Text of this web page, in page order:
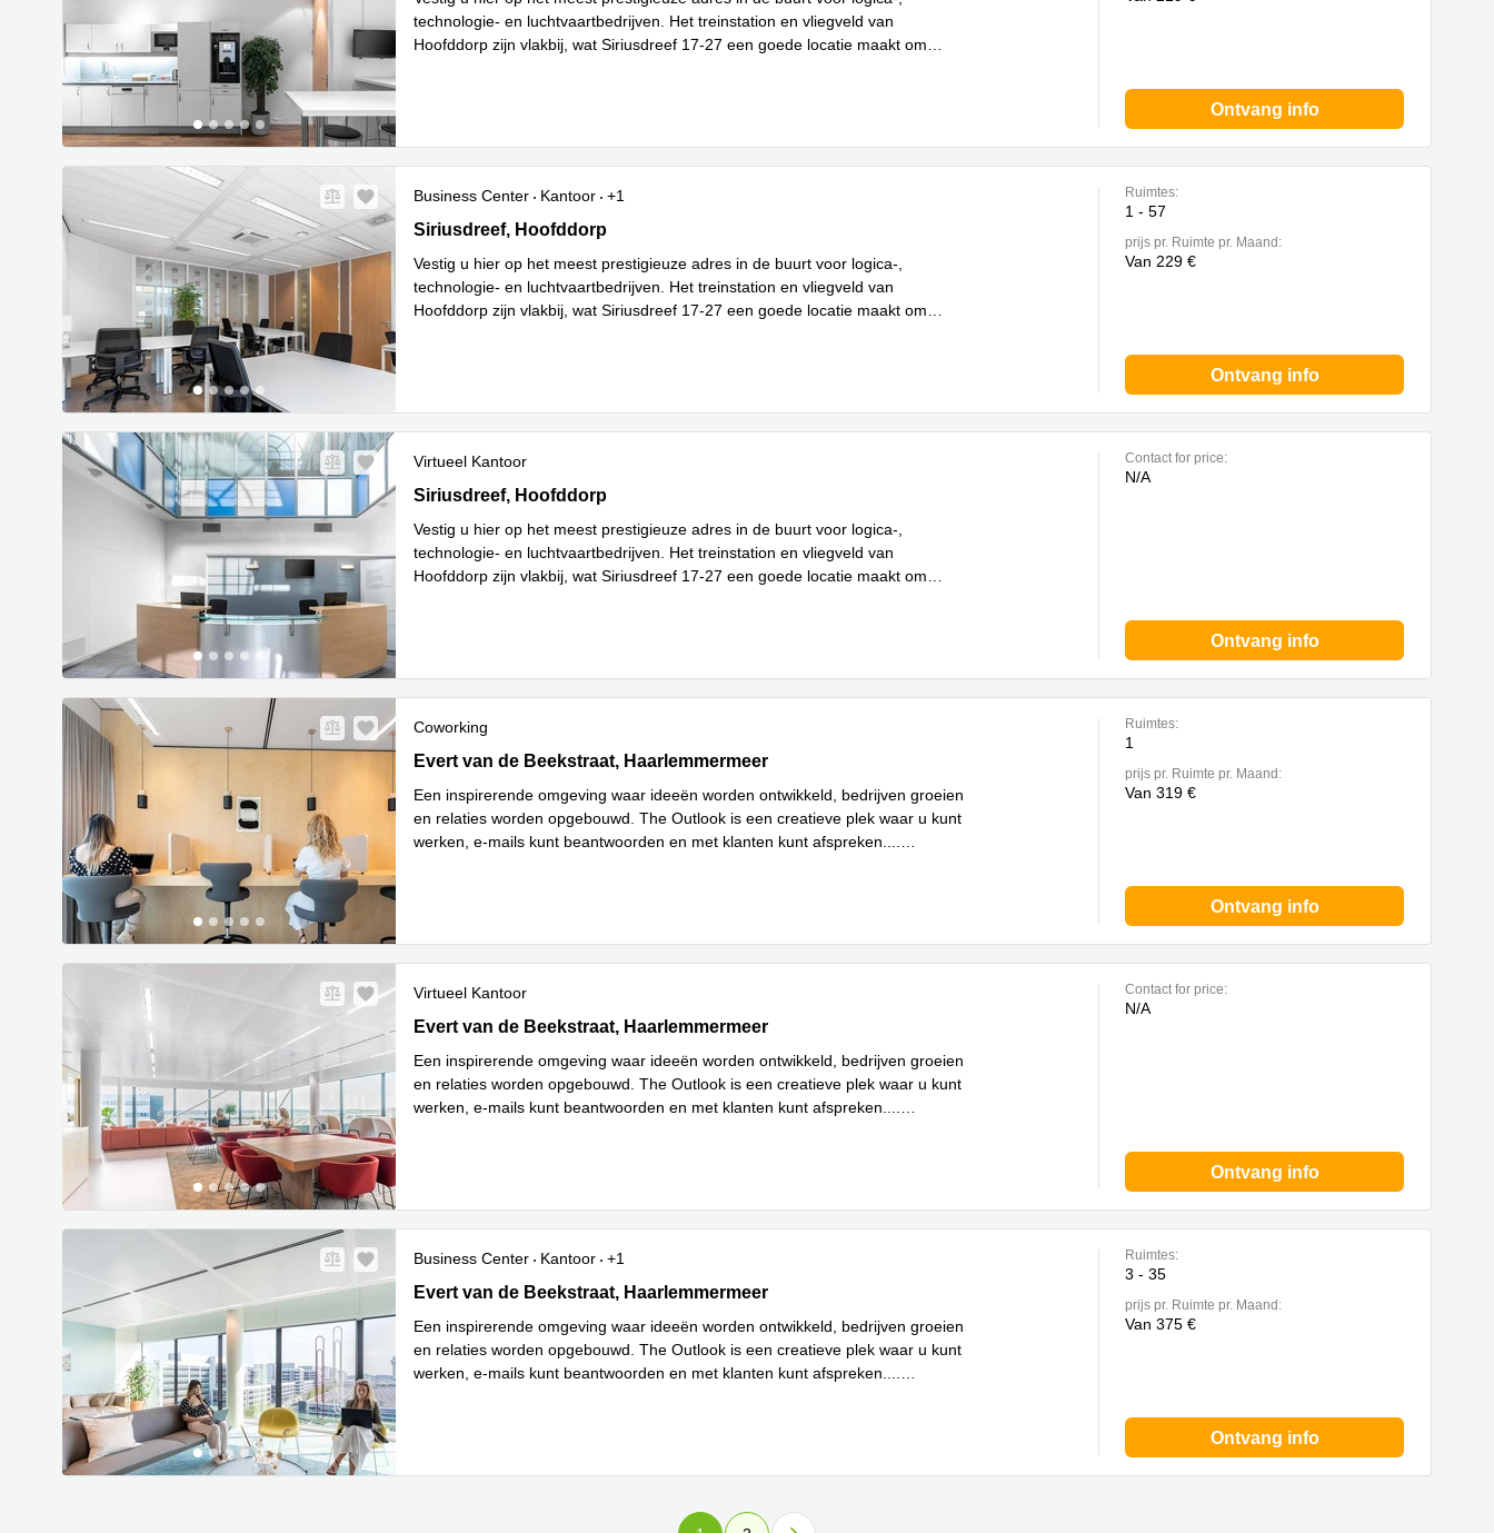
technologie- en luchtvaartbedrijven. Het treinstation en vliegveld van
Hoofddorp zijn vlakbij, wat Siriusdreef 17-27 een goede locatie maakt om
Ontvang info
Business Center Kantoor
+1
Siriusdreef 17-27,Transpolis Park, Hoofddorp
Siriusdreef, Hoofddorp
Vestig u hier op het meest prestigieuze adres in de buurt voor logica-,
technologie- en luchtvaartbedrijven. Het treinstation en vliegveld van
Hoofddorp zijn vlakbij, wat Siriusdreef 17-27 een goede locatie maakt om
Ruimtes:
1 - 57
prijs pr. Ruimte pr. Maand:
Van 229 €
Ontvang info
Virtueel Kantoor
Siriusdreef 17-27,Transpolis Park, Hoofddorp
Siriusdreef, Hoofddorp
Vestig u hier op het meest prestigieuze adres in de buurt voor logica-,
technologie- en luchtvaartbedrijven. Het treinstation en vliegveld van
Hoofddorp zijn vlakbij, wat Siriusdreef 17-27 een goede locatie maakt om
Contact for price:
N/A
Ontvang info
Coworking
Evert van de Beekstraat 354, Haarlemmermeer
Evert van de Beekstraat, Haarlemmermeer
Een inspirerende omgeving waar ideeën worden ontwikkeld, bedrijven groeien
en relaties worden opgebouwd. The Outlook is een creatieve plek waar u kunt
werken, e-mails kunt beantwoorden en met klanten kunt afspreken.
Ruimtes:
1
prijs pr. Ruimte pr. Maand:
Van 319 €
Ontvang info
Virtueel Kantoor
Evert van de Beekstraat 354, Haarlemmermeer
Evert van de Beekstraat, Haarlemmermeer
Een inspirerende omgeving waar ideeën worden ontwikkeld, bedrijven groeien
en relaties worden opgebouwd. The Outlook is een creatieve plek waar u kunt
werken, e-mails kunt beantwoorden en met klanten kunt afspreken.
Contact for price:
N/A
Ontvang info
Business Center Kantoor
+1
Evert van de Beekstraat 354, Haarlemmermeer
Evert van de Beekstraat, Haarlemmermeer
Een inspirerende omgeving waar ideeën worden ontwikkeld, bedrijven groeien
en relaties worden opgebouwd. The Outlook is een creatieve plek waar u kunt
werken, e-mails kunt beantwoorden en met klanten kunt afspreken.
Ruimtes:
3 - 35
prijs pr. Ruimte pr. Maand:
Van 375 €
Ontvang info